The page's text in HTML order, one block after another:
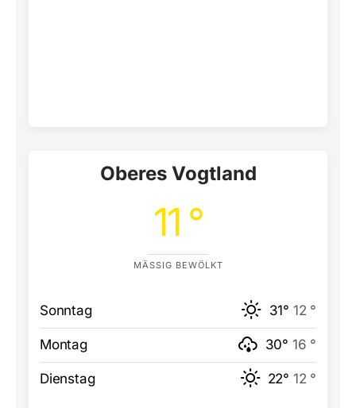
Oberes Vogtland
11 °
MÄSSIG BEWÖLKT
Sonntag 31° 12 °
Montag 30° 16 °
Dienstag 22° 12 °